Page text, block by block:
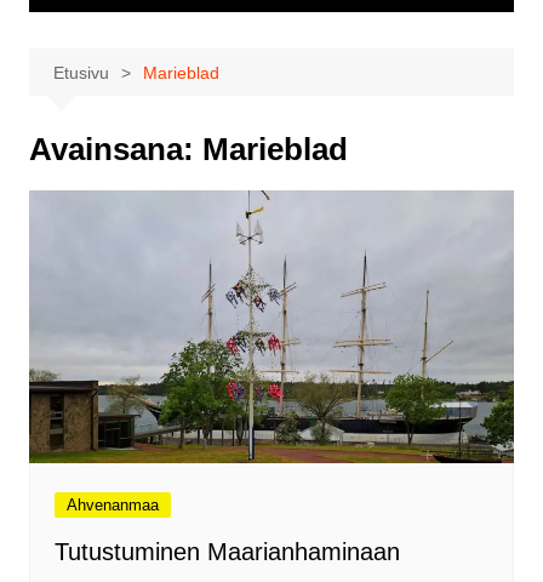
Etusivu Marieblad
Avainsana: Marieblad
Ahvenanmaa
Tutustuminen Maarianhaminaan